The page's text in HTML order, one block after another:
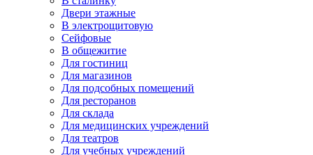
Двери этажные
В электрощитовую
Сейфовые
В общежитие
Для гостиниц
Для магазинов
Для подсобных помещений
Для ресторанов
Для склада
Для медицинских учреждений
Для театров
Для учебных учреждений